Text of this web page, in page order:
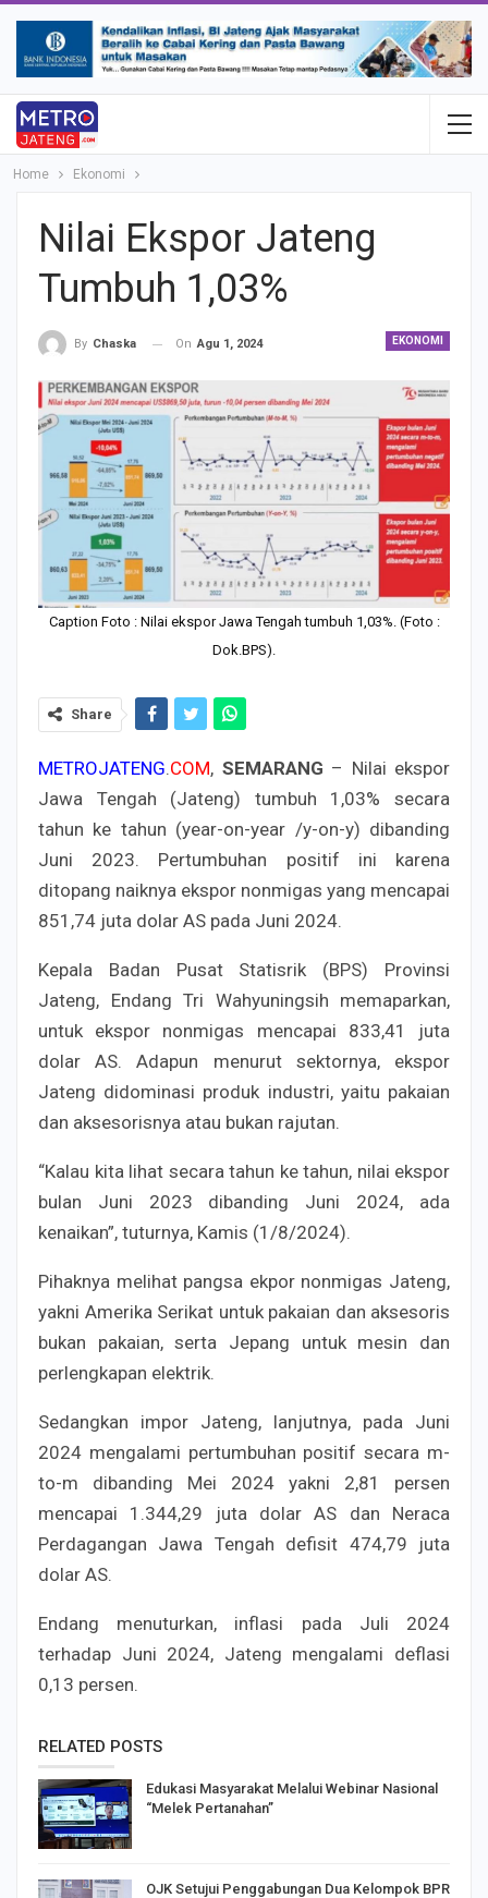
Home Ekonomi
Nilai Ekspor Jateng
Tumbuh 1,03%
EKONOMI
By Chaska On Agu 1, 2024
Caption Foto : Nilai ekspor Jawa Tengah tumbuh 1,03%. (Foto :
Dok.BPS).
Share
METROJATENG.COM, SEMARANG – Nilai ekspor
Jawa Tengah (Jateng) tumbuh 1,03% secara
tahun ke tahun (year-on-year /y-on-y) dibanding
Juni 2023. Pertumbuhan positif ini karena
ditopang naiknya ekspor nonmigas yang mencapai
851,74 juta dolar AS pada Juni 2024.
Kepala Badan Pusat Statisrik (BPS) Provinsi
Jateng, Endang Tri Wahyuningsih memaparkan,
untuk ekspor nonmigas mencapai 833,41 juta
dolar AS. Adapun menurut sektornya, ekspor
Jateng didominasi produk industri, yaitu pakaian
dan aksesorisnya atau bukan rajutan.
“Kalau kita lihat secara tahun ke tahun, nilai ekspor
bulan Juni 2023 dibanding Juni 2024, ada
kenaikan”, tuturnya, Kamis (1/8/2024).
Pihaknya melihat pangsa ekpor nonmigas Jateng,
yakni Amerika Serikat untuk pakaian dan aksesoris
bukan pakaian, serta Jepang untuk mesin dan
perlengkapan elektrik.
Sedangkan impor Jateng, lanjutnya, pada Juni
2024 mengalami pertumbuhan positif secara m-
to-m dibanding Mei 2024 yakni 2,81 persen
mencapai 1.344,29 juta dolar AS dan Neraca
Perdagangan Jawa Tengah defisit 474,79 juta
dolar AS.
Endang menuturkan, inflasi pada Juli 2024
terhadap Juni 2024, Jateng mengalami deflasi
0,13 persen.
RELATED POSTS
Edukasi Masyarakat Melalui Webinar Nasional
“Melek Pertanahan”
OJK Setujui Penggabungan Dua Kelompok BPR